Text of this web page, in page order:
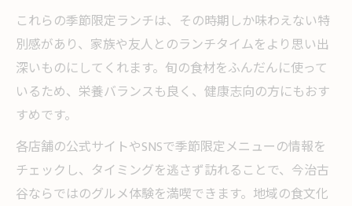
これらの季節限定ランチは、その時期しか味わえない特
別感があり、家族や友人とのランチタイムをより思い出
深いものにしてくれます。旬の食材をふんだんに使って
いるため、栄養バランスも良く、健康志向の方にもおす
すめです。
各店舗の公式サイトやSNSで季節限定メニューの情報を
チェックし、タイミングを逃さず訪れることで、今治古
谷ならではのグルメ体験を満喫できます。地域の食文化